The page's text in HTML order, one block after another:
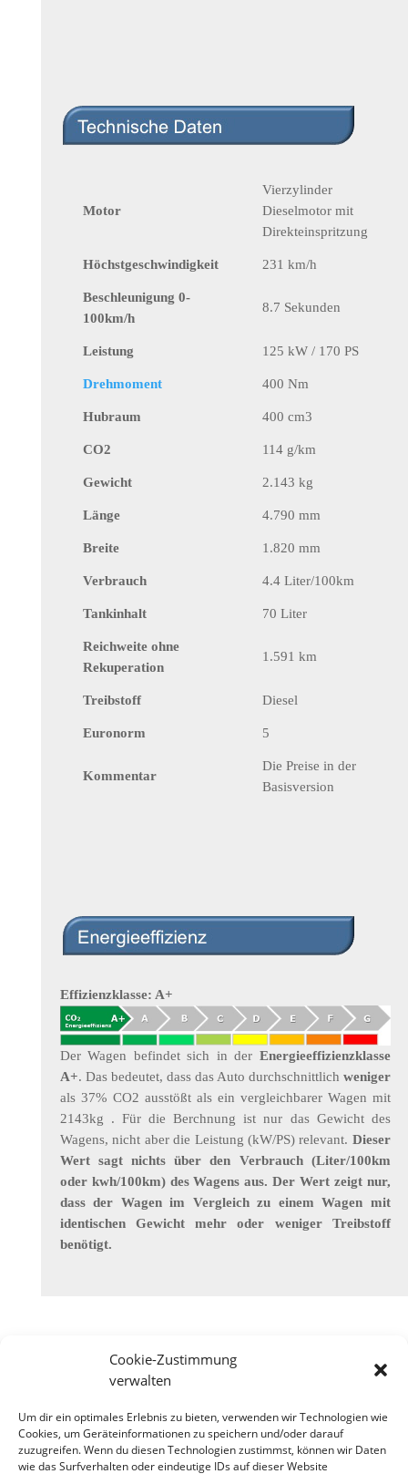
Cookie-Zustimmung
verwalten
Um dir ein optimales Erlebnis zu bieten, verwenden wir Technologien wie
Cookies, um Geräteinformationen zu speichern und/oder darauf
zuzugreifen. Wenn du diesen Technologien zustimmst, können wir Daten
wie das Surfverhalten oder eindeutige IDs auf dieser Website
Motor
Vierzylinder
Dieselmotor mit
Direkteinspritzung
Höchstgeschwindigkeit 231 km/h
Beschleunigung 0-
100km/h
8.7 Sekunden
Leistung 125 kW / 170 PS
Drehmoment 400 Nm
Hubraum 400 cm3
CO2 114 g/km
Gewicht 2.143 kg
Länge 4.790 mm
Breite 1.820 mm
Verbrauch 4.4 Liter/100km
Tankinhalt 70 Liter
Reichweite ohne
Rekuperation
1.591 km
Treibstoff Diesel
Euronorm 5
Kommentar
Die Preise in der
Basisversion
Effizienzklasse: A+
Der Wagen befindet sich in der Energieeffizienzklasse
A+. Das bedeutet, dass das Auto durchschnittlich weniger
als 37% CO2 ausstößt als ein vergleichbarer Wagen mit
2143kg . Für die Berchnung ist nur das Gewicht des
Wagens, nicht aber die Leistung (kW/PS) relevant. Dieser
Wert sagt nichts über den Verbrauch (Liter/100km
oder kwh/100km) des Wagens aus. Der Wert zeigt nur,
dass der Wagen im Vergleich zu einem Wagen mit
identischen Gewicht mehr oder weniger Treibstoff
benötigt.
WordPress